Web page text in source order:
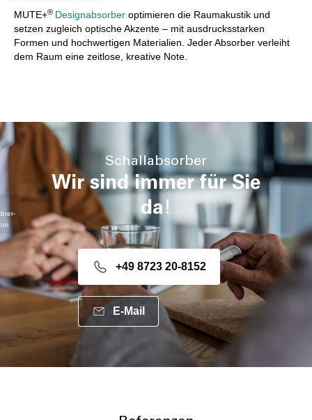
MUTE+® Designabsorber optimieren die Raumakustik und
setzen zugleich optische Akzente – mit ausdrucksstarken
Formen und hochwertigen Materialien. Jeder Absorber verleiht
dem Raum eine zeitlose, kreative Note.
Schallabsorber
Wir sind immer für Sie
da!
+49 8723 20-8152
E-Mail